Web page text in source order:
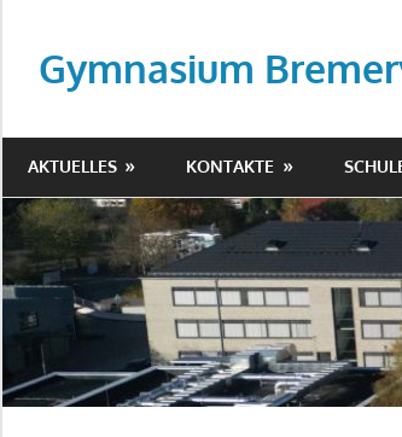
springen
Gymnasium
AKTUELLES KONTAKTE